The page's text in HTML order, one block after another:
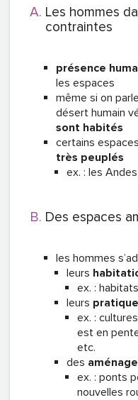
Les hommes
contraintes
présence
les espaces
même si on
désert humain
sont habités
certains
très peuplés
ex. : les Andes
Des espaces
les hommes
leurs
ex. :
leurs
ex. :
est en
etc.
des
ex. : ponts
nouvelles